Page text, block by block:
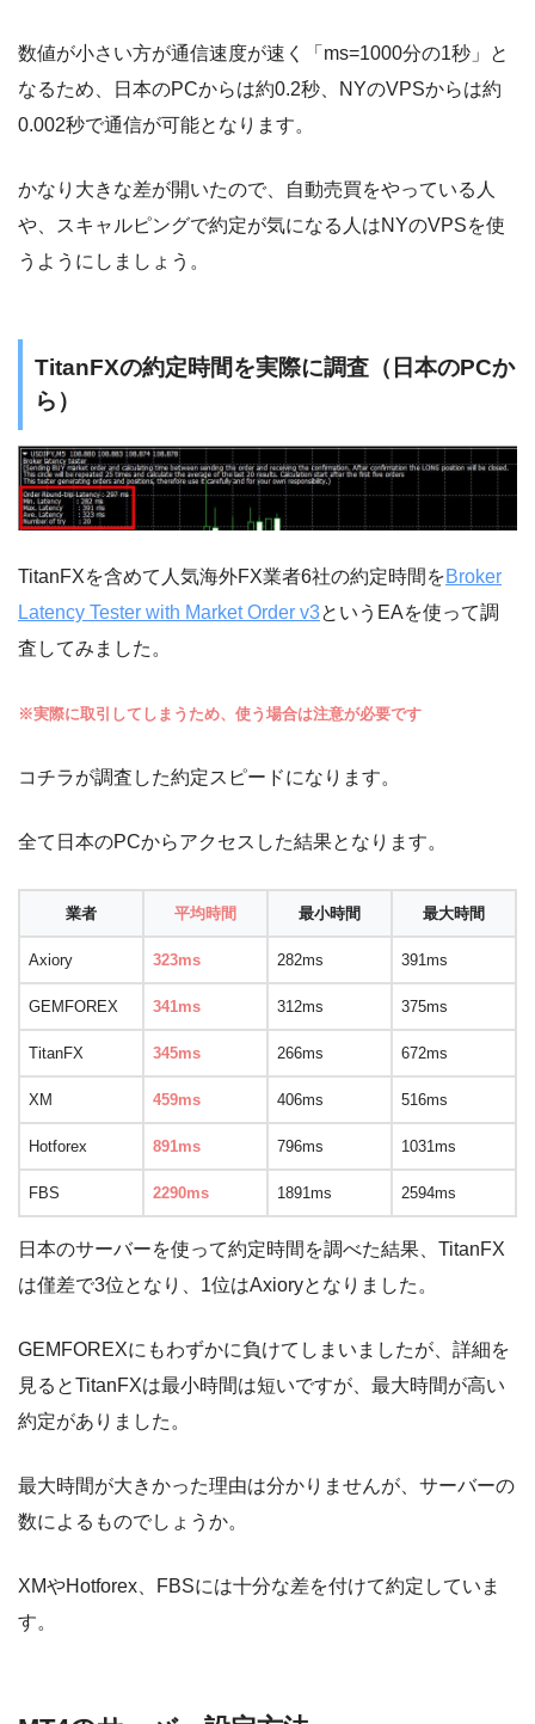
数値が小さい方が通信速度が速く「ms=1000分の1秒」と
なるため、日本のPCからは約0.2秒、NYのVPSからは約
0.002秒で通信が可能となります。
かなり大きな差が開いたので、自動売買をやっている人
や、スキャルピングで約定が気になる人はNYのVPSを使
うようにしましょう。
TitanFXの約定時間を実際に調査（日本のPCか
ら）
TitanFXを含めて人気海外FX業者6社の約定時間をBroker
Latency Tester with Market Order v3というEAを使って調
査してみました。
※実際に取引してしまうため、使う場合は注意が必要です
コチラが調査した約定スピードになります。
全て日本のPCからアクセスした結果となります。
業者 平均時間 最小時間 最大時間
Axiory 323ms 282ms 391ms
GEMFOREX 341ms 312ms 375ms
TitanFX 345ms 266ms 672ms
XM 459ms 406ms 516ms
Hotforex 891ms 796ms 1031ms
FBS 2290ms 1891ms 2594ms
日本のサーバーを使って約定時間を調べた結果、TitanFX
は僅差で3位となり、1位はAxioryとなりました。
GEMFOREXにもわずかに負けてしまいましたが、詳細を
見るとTitanFXは最小時間は短いですが、最大時間が高い
約定がありました。
最大時間が大きかった理由は分かりませんが、サーバーの
数によるものでしょうか。
XMやHotforex、FBSには十分な差を付けて約定していま
す。